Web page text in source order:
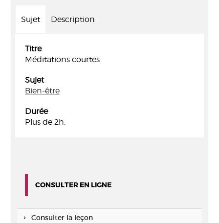
Sujet Description
Titre
Méditations courtes
Sujet
Bien-être
Durée
Plus de 2h.
CONSULTER EN LIGNE
Consulter la leçon